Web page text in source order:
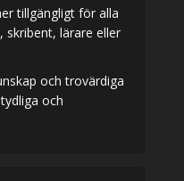
tillgängligt för alla
skribent, lärare eller
och trovärdiga
och